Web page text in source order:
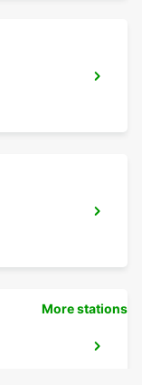
More stations